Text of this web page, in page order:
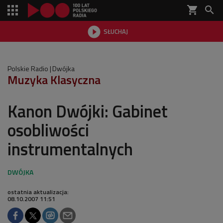
shopping_cart 
 SŁUCHAJ

Polskie Radio Dwójka
Muzyka Klasyczna
Kanon Dwójki: Gabinet
osobliwości
instrumentalnych
ostatnia aktualizacja:
08.10.2007 11:51